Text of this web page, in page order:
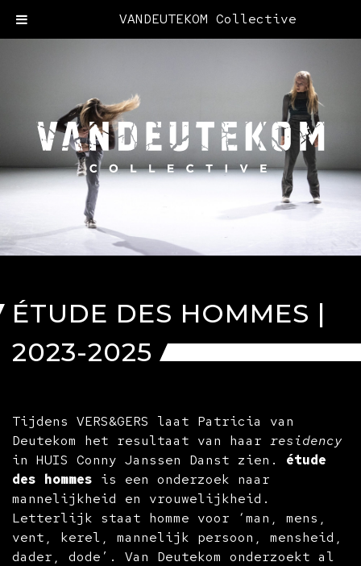
ÉTUDE DES HOMMES |
2023-2025
Tijdens VERS&GERS laat Patricia van
Deutekom het resultaat van haar residency
in HUIS Conny Janssen Danst zien. étude
des hommes is een onderzoek naar
mannelijkheid en vrouwelijkheid.
Letterlijk staat homme voor ‘man, mens,
vent, kerel, mannelijk persoon, mensheid,
dader, dode’. Van Deutekom onderzoekt al
VANDEUTEKOM Collective